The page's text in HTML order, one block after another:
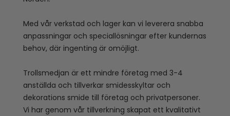
Med vår verkstad och lager kan vi leverera snabba
anpassningar och speciallösningar efter kundernas
behov, där ingenting är omöjligt.
Trollsmedjan är ett mindre företag med 3-4
anställda och tillverkar smidesskyltar och
dekorations smide till företag och privatpersoner.
Vi har genom vår tillverkning skapat ett kvalitativt